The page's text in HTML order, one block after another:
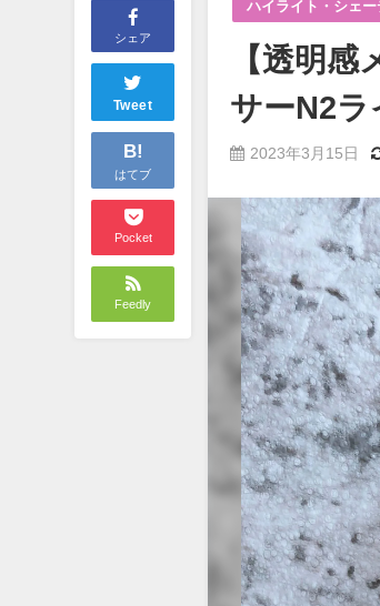
シェア
Tweet
B!
はてブ
Pocket
Feedly
ハイライト・シェー
【透明
サーN2ラ
2023年3月15日